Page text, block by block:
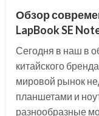
Обзор
LapBook SE
Сегодня в наш в
китайского
мировой рынок
планшетами и
разнообразные